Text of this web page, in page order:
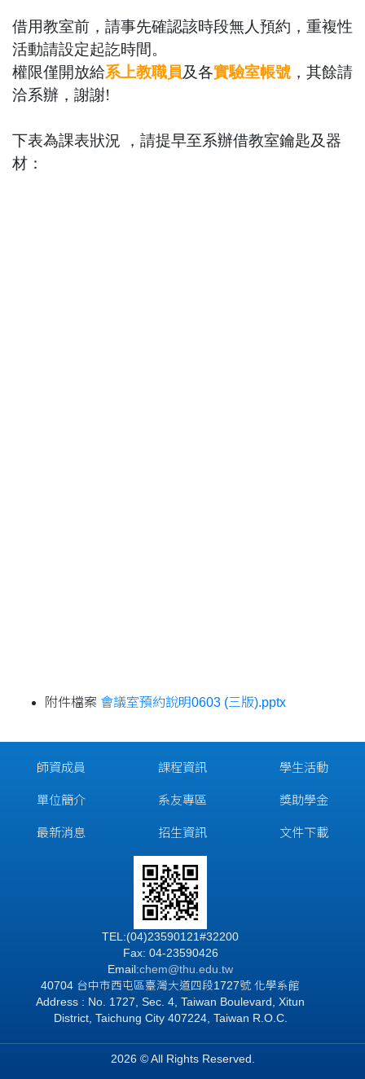
借用教室前，請事先確認該時段無人預約， 重複性
活動請設定起訖時間。
權限僅開放給系上教職員及各實驗室帳號 ，其餘請
洽系辦，謝謝!
下表為課表狀況 ，請提早至系辦借教室鑰匙及器
材 ：
附件檔案 會議室預約說明0603 (三版).pptx
師資成員
單位簡介
最新消息
課程資訊
系友專區
招生資訊
學生活動
獎助學金
文件下載
TEL:(04)23590121#32200
Fax: 04-23590426
Email:chem@thu.edu.tw
40704 台中市西屯區臺灣大道四段1727號 化學系館
Address : No. 1727, Sec. 4, Taiwan Boulevard, Xitun
District, Taichung City 407224, Taiwan R.O.C.
2026 © All Rights Reserved.